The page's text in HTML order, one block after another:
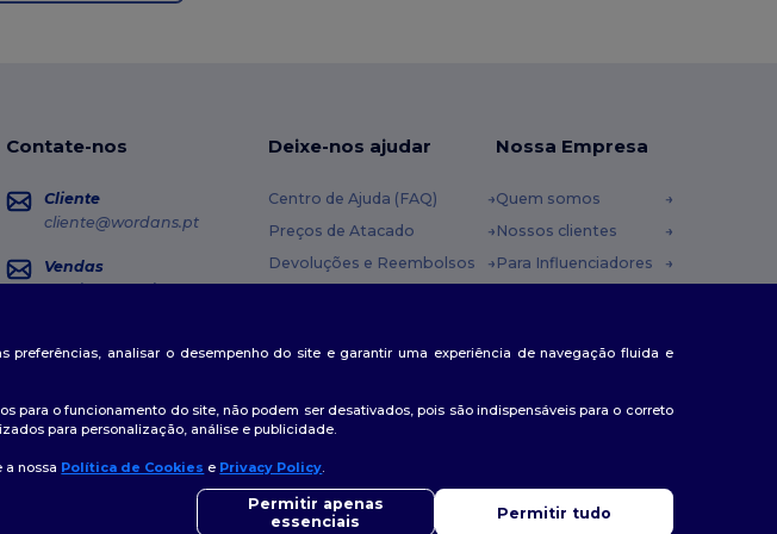
Contate-nos
Cliente
cliente@wordans.pt
Vendas
vendas@wordans.pt
Deixe-nos ajudar
Centro de Ajuda (FAQ)
Preços de Atacado
Devoluções e Reembolsos
Cupons
Nossa Empresa
Quem somos
Nossos clientes
Para Influenciadores
Centro de Carreiras
analisar o desempenho do site e garantir uma experiência de navegação fluida e
para o funcionamento do site, não podem ser desativados, pois são indispensáveis para o correto
para personalização, análise e publicidade.
nossa Política de Cookies e Privacy Policy.
Permitir apenas
essenciais
Permitir tudo
👋 Olá
Se tiver alguma dúvida ou questão, pode contactar-nos a qualquer
momento. O nosso chatbot está aqui para ajudar.